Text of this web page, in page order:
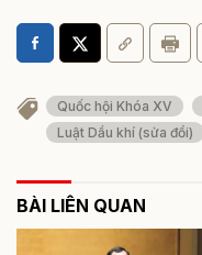
Quốc hội Khóa XV
Luật Dầu khí (sửa đổi)
BÀI LIÊN QUAN